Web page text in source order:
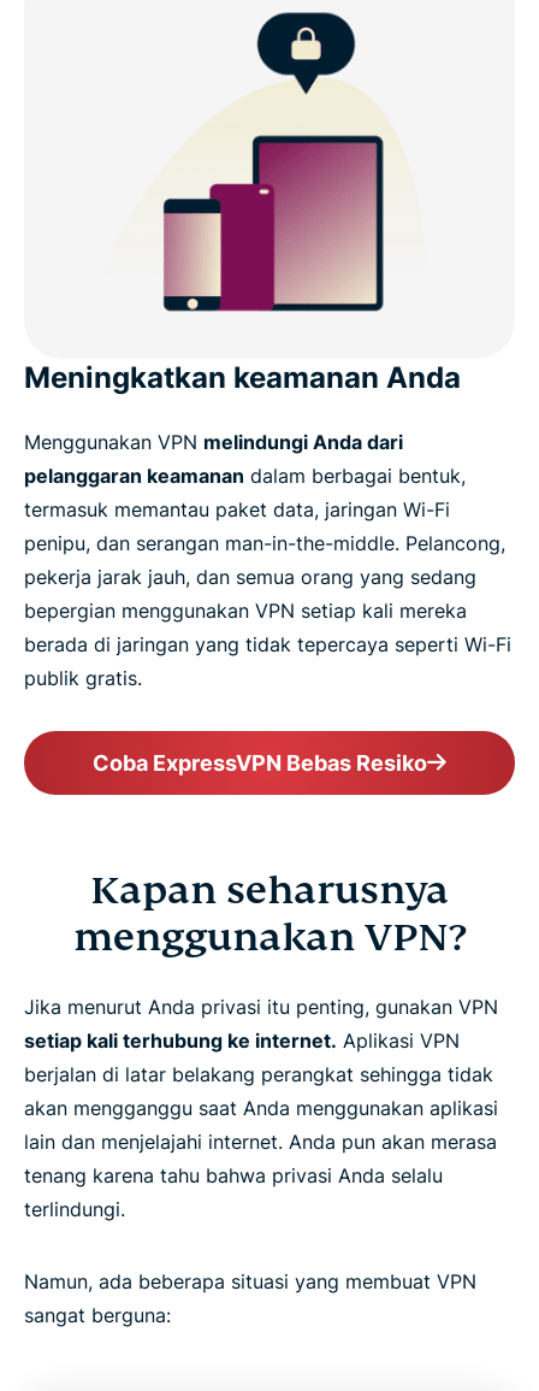
Meningkatkan keamanan Anda
Menggunakan VPN melindungi Anda dari
pelanggaran keamanan dalam berbagai bentuk,
termasuk memantau paket data, jaringan Wi-Fi
penipu, dan serangan man-in-the-middle. Pelancong,
pekerja jarak jauh, dan semua orang yang sedang
bepergian menggunakan VPN setiap kali mereka
berada di jaringan yang tidak tepercaya seperti Wi-Fi
publik gratis.
Coba ExpressVPN Bebas Resiko
Kapan seharusnya
menggunakan VPN?
Jika menurut Anda privasi itu penting, gunakan VPN
setiap kali terhubung ke internet. Aplikasi VPN
berjalan di latar belakang perangkat sehingga tidak
akan mengganggu saat Anda menggunakan aplikasi
lain dan menjelajahi internet. Anda pun akan merasa
tenang karena tahu bahwa privasi Anda selalu
terlindungi.
Namun, ada beberapa situasi yang membuat VPN
sangat berguna: